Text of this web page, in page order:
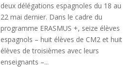
deux délégations espagnoles du 18 au
22 mai dernier. Dans le cadre du
programme ERASMUS +, seize élèves
espagnols – huit élèves de CM2 et huit
élèves de troisièmes avec leurs
enseignants –...